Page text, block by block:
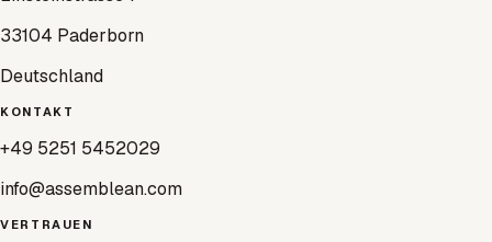
33104 Paderborn
Deutschland
KONTAKT
+49 5251 5452029
info@assemblean.com
VERTRAUEN